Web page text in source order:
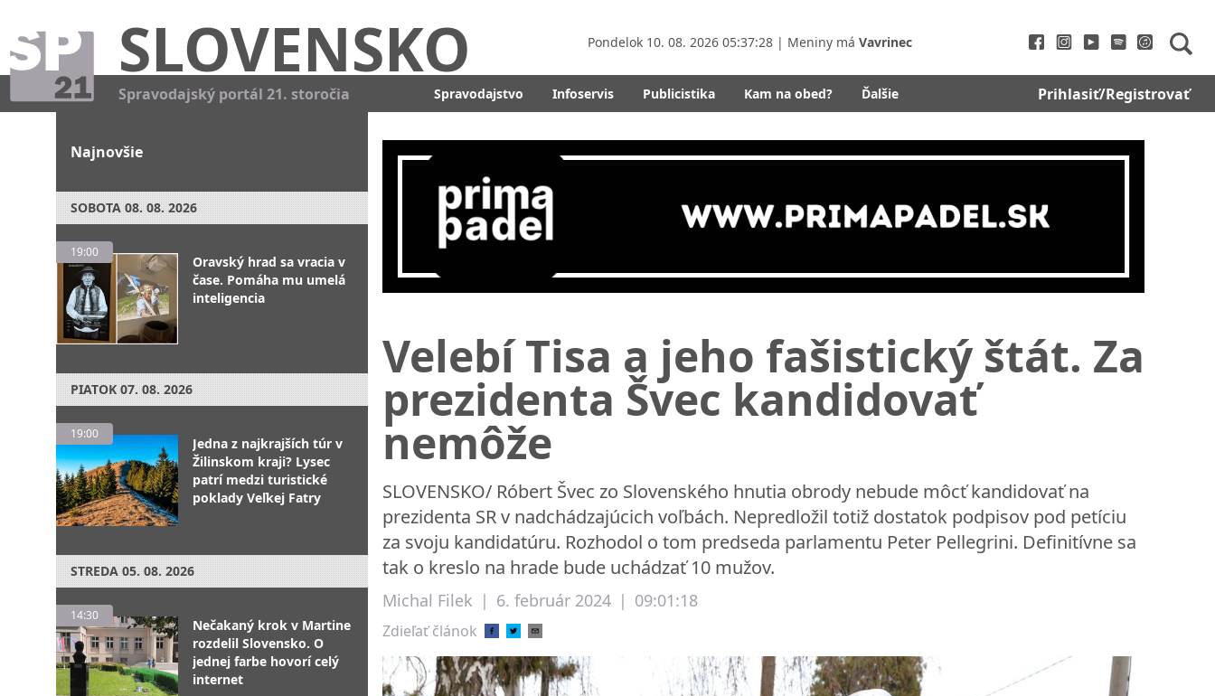
SLOVENSKO Pondelok 10. 08. 2026 05:37:30 | Meniny má Vavrinec
Spravodajský portál 21. storočia Spravodajstvo Infoservis Publicistika Kam na obed? Ďalšie Prihlasiť/Registrovať
Najnovšie
SOBOTA 08. 08. 2026
19:00
Oravský hrad sa vracia v
čase. Pomáha mu umelá
inteligencia
PIATOK 07. 08. 2026
19:00
Jedna z najkrajších túr v
Žilinskom kraji? Lysec
patrí medzi turistické
poklady Veľkej Fatry
STREDA 05. 08. 2026
14:30
Nečakaný krok v Martine
rozdelil Slovensko. O
jednej farbe hovorí celý
internet
Velebí Tisa a jeho fašistický štát. Za
prezidenta Švec kandidovať
nemôže
SLOVENSKO/ Róbert Švec zo Slovenského hnutia obrody nebude môcť kandidovať na
prezidenta SR v nadchádzajúcich voľbách. Nepredložil totiž dostatok podpisov pod petíciu
za svoju kandidatúru. Rozhodol o tom predseda parlamentu Peter Pellegrini. Definitívne sa
tak o kreslo na hrade bude uchádzať 10 mužov.
Michal Filek | 6. február 2024 | 09:01:18
Zdieľať článok